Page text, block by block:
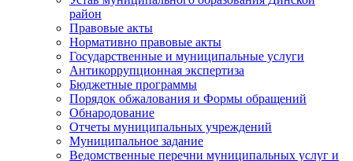
район
Правовые акты
Нормативно правовые акты
Государственные и муниципальные услуги
Антикоррупционная экспертиза
Бюджетные программы
Порядок обжалования и Формы обращений
Обнародование
Отчеты муниципальных учреждений
Муниципальное задание
Ведомственные перечни муниципальных услуг и